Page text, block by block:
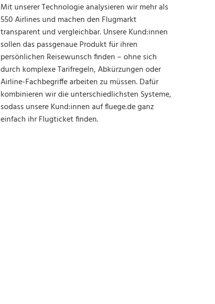
Mit unserer Technologie analysieren wir mehr als
550 Airlines und machen den Flugmarkt
transparent und vergleichbar. Unsere Kund:innen
sollen das passgenaue Produkt für ihren
persönlichen Reisewunsch finden – ohne sich
durch komplexe Tarifregeln, Abkürzungen oder
Airline-Fachbegriffe arbeiten zu müssen. Dafür
kombinieren wir die unterschiedlichsten Systeme,
sodass unsere Kund:innen auf fluege.de ganz
einfach ihr Flugticket finden.